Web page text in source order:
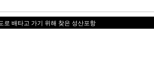
로 배타고 가기 위해 찾은 성산포항